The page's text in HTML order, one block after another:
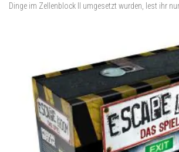
Dinge im Zellenblock II umgesetzt wurden, lest ihr